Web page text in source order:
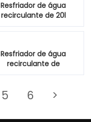
Resfriador de água
recirculante de 20l
Resfriador de água
recirculante de
laboratório 50L
5 6 >